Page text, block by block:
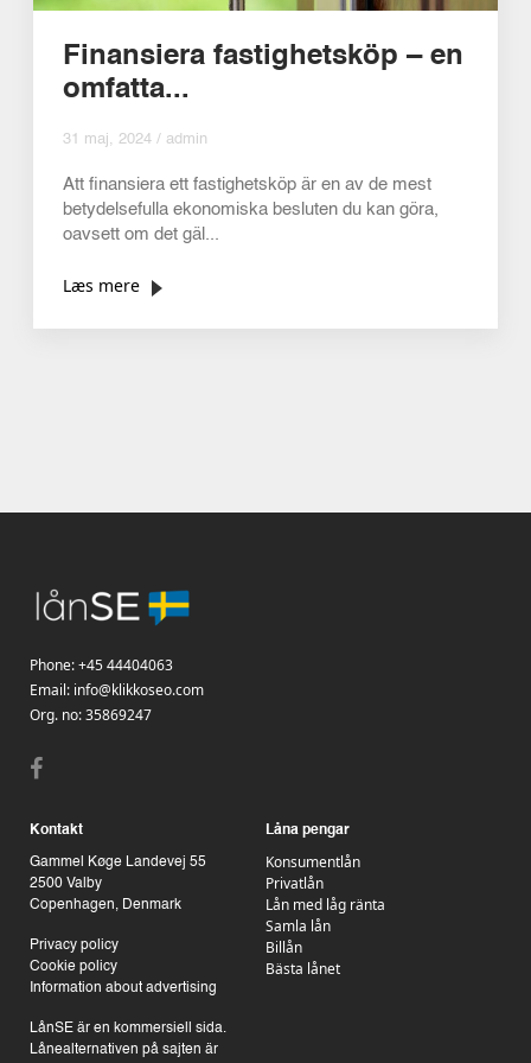
Finansiera fastighetsköp – en
omfatta...
31 maj, 2024 / admin
Att finansiera ett fastighetsköp är en av de mest
betydelsefulla ekonomiska besluten du kan göra,
oavsett om det gäl...
Læs mere
Phone:+45 44404063
Email: info@klikkoseo.com
Org. no: 35869247
Kontakt
Gammel Køge Landevej 55
2500 Valby
Copenhagen, Denmark
Privacy policy
Cookie policy
Information about advertising
LånSE är en kommersiell sida.
Lånealternativen på sajten är
Låna pengar
Konsumentlån
Privatlån
Lån med låg ränta
Samla lån
Billån
Bästa lånet